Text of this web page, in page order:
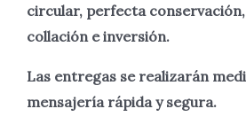
circular, perfecta
collación e inversión.
Las entregas se realizarán
mensajería rápida y segura.